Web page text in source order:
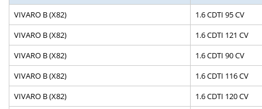
VIVARO B (X82)
1.6 CDTI 95 CV
VIVARO B (X82)
1.6 CDTI 121 CV
VIVARO B (X82)
1.6 CDTI 90 CV
VIVARO B (X82)
1.6 CDTI 116 CV
VIVARO B (X82)
1.6 CDTI 120 CV